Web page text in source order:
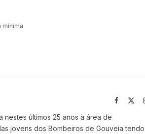
mínima
Facebook
nestes últimos 25 anos à área de
jovens dos Bombeiros de Gouveia tendo